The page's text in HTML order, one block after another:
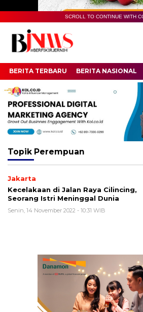
SCROLL TO CONTINUE WITH
BERITA TERBARU BERITA NASIONAL
Topik Perempuan
Jakarta
Kecelakaan di Jalan Raya Cilincing,
Seorang Istri Meninggal Dunia
Senin, 14 November 2022 - 10:31 WIB